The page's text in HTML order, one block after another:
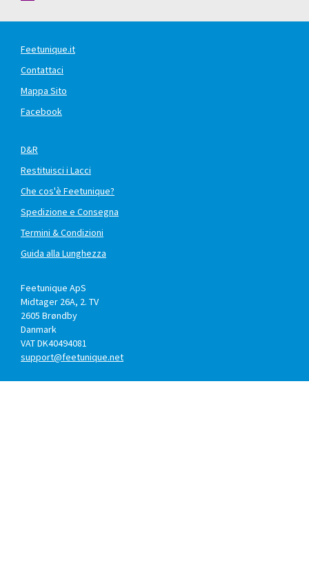
Feetunique.it
Contattaci
Mappa Sito
Facebook
D&R
Restituisci i Lacci
Che cos'è Feetunique?
Spedizione e Consegna
Termini & Condizioni
Guida alla Lunghezza
Feetunique ApS
Midtager 26A, 2. TV
2605 Brøndby
Danmark
VAT DK40494081
support@feetunique.net